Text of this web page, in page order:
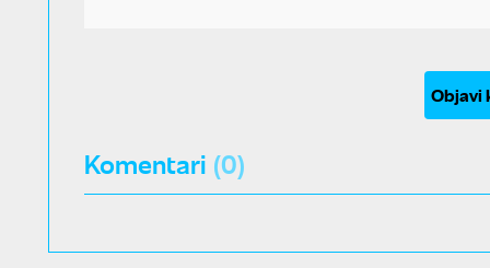
Objavi
Komentari (0)